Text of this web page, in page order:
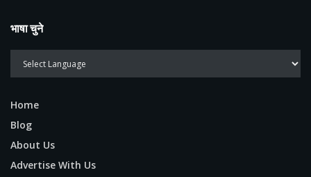
भाषा चुने
Home
Blog
About Us
Advertise With Us